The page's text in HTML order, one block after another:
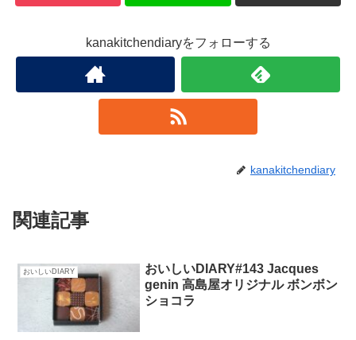
kanakitchendiaryをフォローする
kanakitchendiary
関連記事
おいしいDIARY
おいしいDIARY#143 Jacques
genin 高島屋オリジナル ボンボン
ショコラ